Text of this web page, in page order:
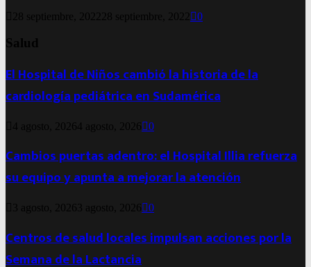
28 septiembre, 2022 28 septiembre, 2022 0
Salud
El Hospital de Niños cambió la historia de la
cardiología pediátrica en Sudamérica
4 agosto, 20264 agosto, 2026 0
Cambios puertas adentro: el Hospital Illia refuerza
su equipo y apunta a mejorar la atención
3 agosto, 2026 3 agosto, 2026 0
Centros de salud locales impulsan acciones por la
Semana de la Lactancia